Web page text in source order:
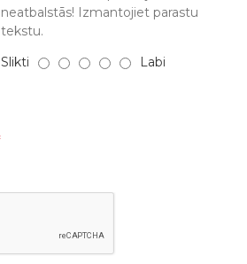
neatbalstās! Izmantojiet parastu
tekstu.
Slikti Labi